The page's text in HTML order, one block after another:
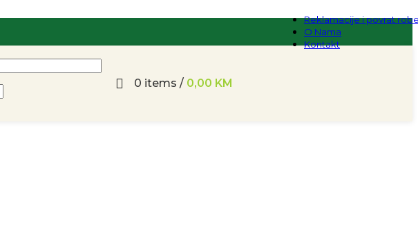
Reklamacije i povrat
O Nama
Kontakt
0 items / 0,00 KM